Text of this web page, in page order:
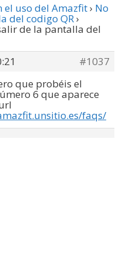
el uso del Amazfit› No
del codigo QR›
de la pantalla del
#1037
que probéis el
6 que aparece
faqs/